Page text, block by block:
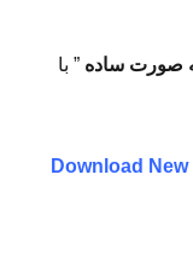
صورت ساده ” با
Download